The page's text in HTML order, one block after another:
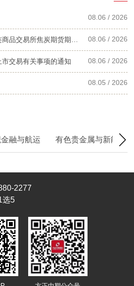
08.06 / 2026
08.06 / 2026
交易有关事项的通知 08.06 / 2026
08.05 / 2026
融与航运 有色贵金属与新能源
2277
选5